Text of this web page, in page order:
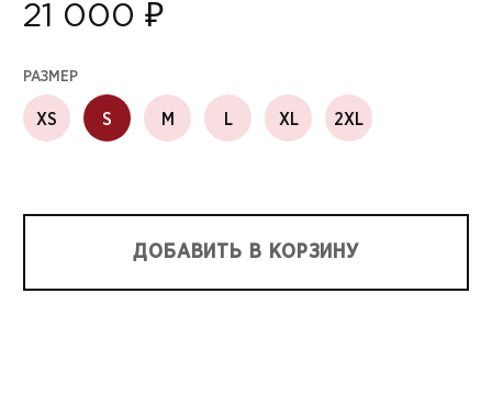
21 000 ₽
РАЗМЕР
XS S M L XL 2XL
ДОБАВИТЬ В КОРЗИНУ